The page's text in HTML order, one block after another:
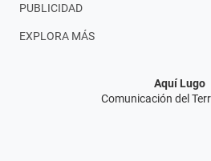
PUBLICIDAD
EXPLORA MÁS
Aquí Lugo
Comunicación del